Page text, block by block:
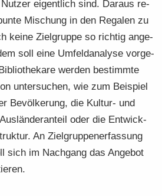
ei­gent­lich sind. Dar­aus re­
Mi­schung in den Re­ga­len zu
keine Ziel­grup­pe so rich­tig an­ge­
soll eine Um­feld­ana­ly­se vor­ge­
wer­den be­stimm­te
un­ter­su­chen, wie zum Bei­spiel
Be­völ­ke­rung, die Kultur-​ und
oder die Ent­wick­
An Ziel­grup­pen­er­fas­sung
sich im Nach­gang das An­ge­bot